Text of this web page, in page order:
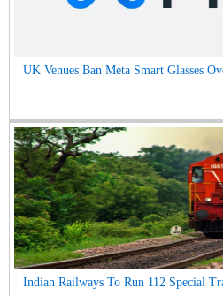
UK Venues Ban Meta Smart Glasses
Indian Railways To Run 112 Special